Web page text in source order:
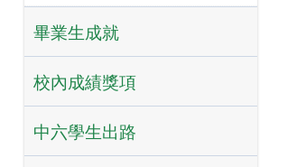
畢業生成就
校內成績獎項
中六學生出路